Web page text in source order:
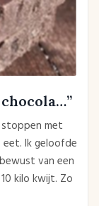
stoppen met
Ik geloofde
van een
kilo kwijt. Zo